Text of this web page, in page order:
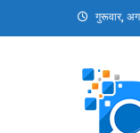
to
गुरूवार,